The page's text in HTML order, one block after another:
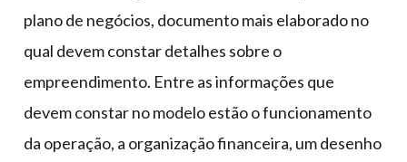
plano de negócios, documento mais elaborado no
qual devem constar detalhes sobre o
empreendimento. Entre as informações que
devem constar no modelo estão o funcionamento
da operação, a organização financeira, um desenho